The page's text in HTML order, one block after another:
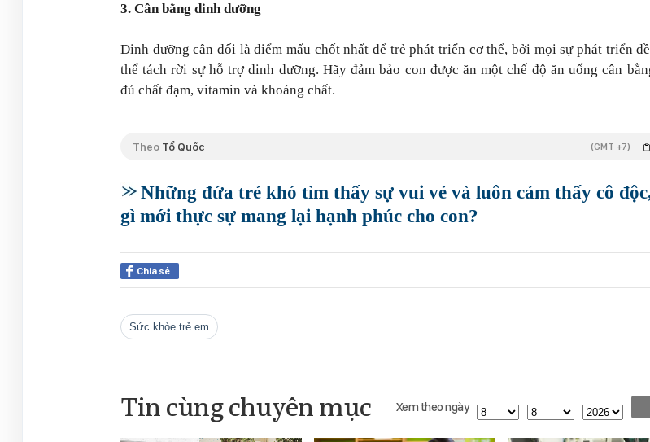
3. Cân bằng dinh dưỡng
Dinh dưỡng cân đối là điểm mấu chốt nhất để trẻ phát triển cơ thể, bởi mọi sự phát triển
thể tách rời sự hỗ trợ dinh dưỡng. Hãy đảm bảo con được ăn một chế độ ăn uống cân
đủ chất đạm, vitamin và khoáng chất.
Theo Tổ Quốc (GMT +7)
Những đứa trẻ khó tìm thấy sự vui vẻ và luôn cảm thấy cô
gì mới thực sự mang lại hạnh phúc cho con?
Chia sẻ
sức khỏe trẻ em
Tin cùng chuyên mục Xem theo ngày